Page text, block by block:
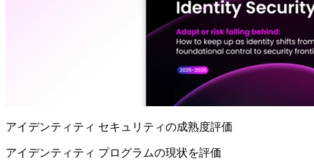
アイデンティティ セキュリティの成熟度評価
アイデンティティ プログラムの現状を評価